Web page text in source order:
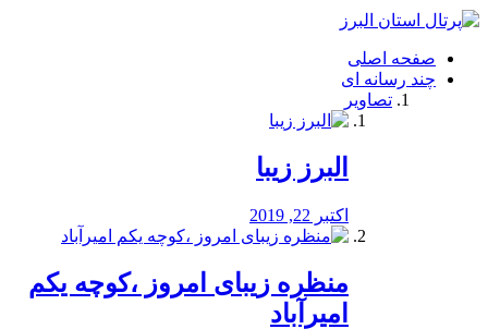
فصد
شرق
تهران
خشکشویی
صفحه اصلی
چند رسانه ای
تصاویر
البرز زیبا
اکتبر 22, 2019
منظره‌‌ زیبای امروز ،کوچه یکم
امیرآباد